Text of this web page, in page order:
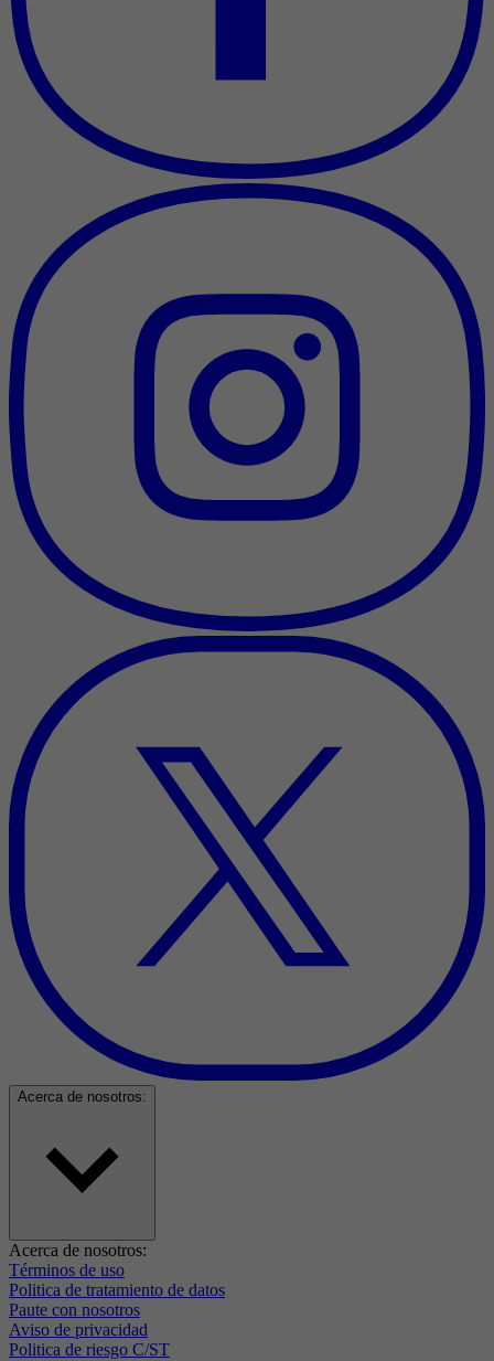
Acerca de nosotros:
Acerca de nosotros:
Términos de uso
Politica de tratamiento de datos
Paute con nosotros
Aviso de privacidad
Politica de riesgo C/ST